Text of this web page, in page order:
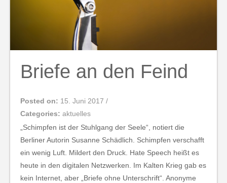
Briefe an den Feind
Posted on: 15. Juni 2017 /
Categories: aktuelles
„Schimpfen ist der Stuhlgang der Seele“, notiert die
Berliner Autorin Susanne Schädlich. Schimpfen verschafft
ein wenig Luft. Mildert den Druck. Hate Speech heißt es
heute in den digitalen Netzwerken. Im Kalten Krieg gab es
kein Internet, aber „Briefe ohne Unterschrift“. Anonyme